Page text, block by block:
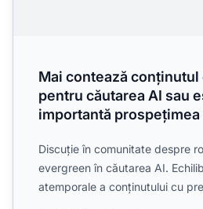
Mai contează
pentru căutarea AI sau
importantă prospețimea
Discuție în comunitate despre
evergreen în căutarea AI.
atemporale a conținutului cu